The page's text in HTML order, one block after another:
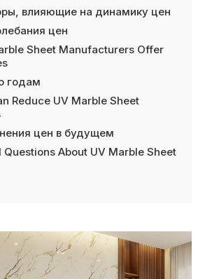
влияющие на динамику цен
цен
Sheet Manufacturers Offer
годам
Reduce UV Marble Sheet
цен в будущем
About UV Marble Sheet